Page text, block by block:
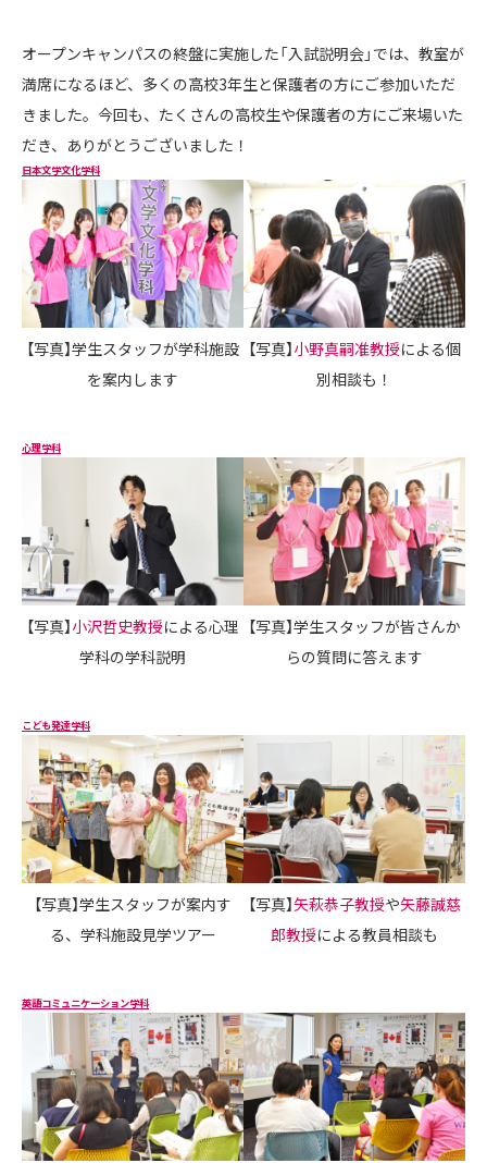
オープンキャンパスの終盤に実施した「入試説明会」では、教室が
満席になるほど、多くの高校3年生と保護者の方にご参加いただ
きました。今回も、たくさんの高校生や保護者の方にご来場いた
だき、ありがとうございました！
日本文学文化学科
【写真】学生スタッフが学科施設
を案内します
【写真】小野真嗣准教授による個
別相談も！
心理学科
【写真】小沢哲史教授による心理
学科の学科説明
【写真】学生スタッフが皆さんか
らの質問に答えます
こども発達学科
【写真】学生スタッフが案内す
る、学科施設見学ツアー
【写真】矢萩恭子教授や矢藤誠慈
郎教授による教員相談も
英語コミュニケーション学科